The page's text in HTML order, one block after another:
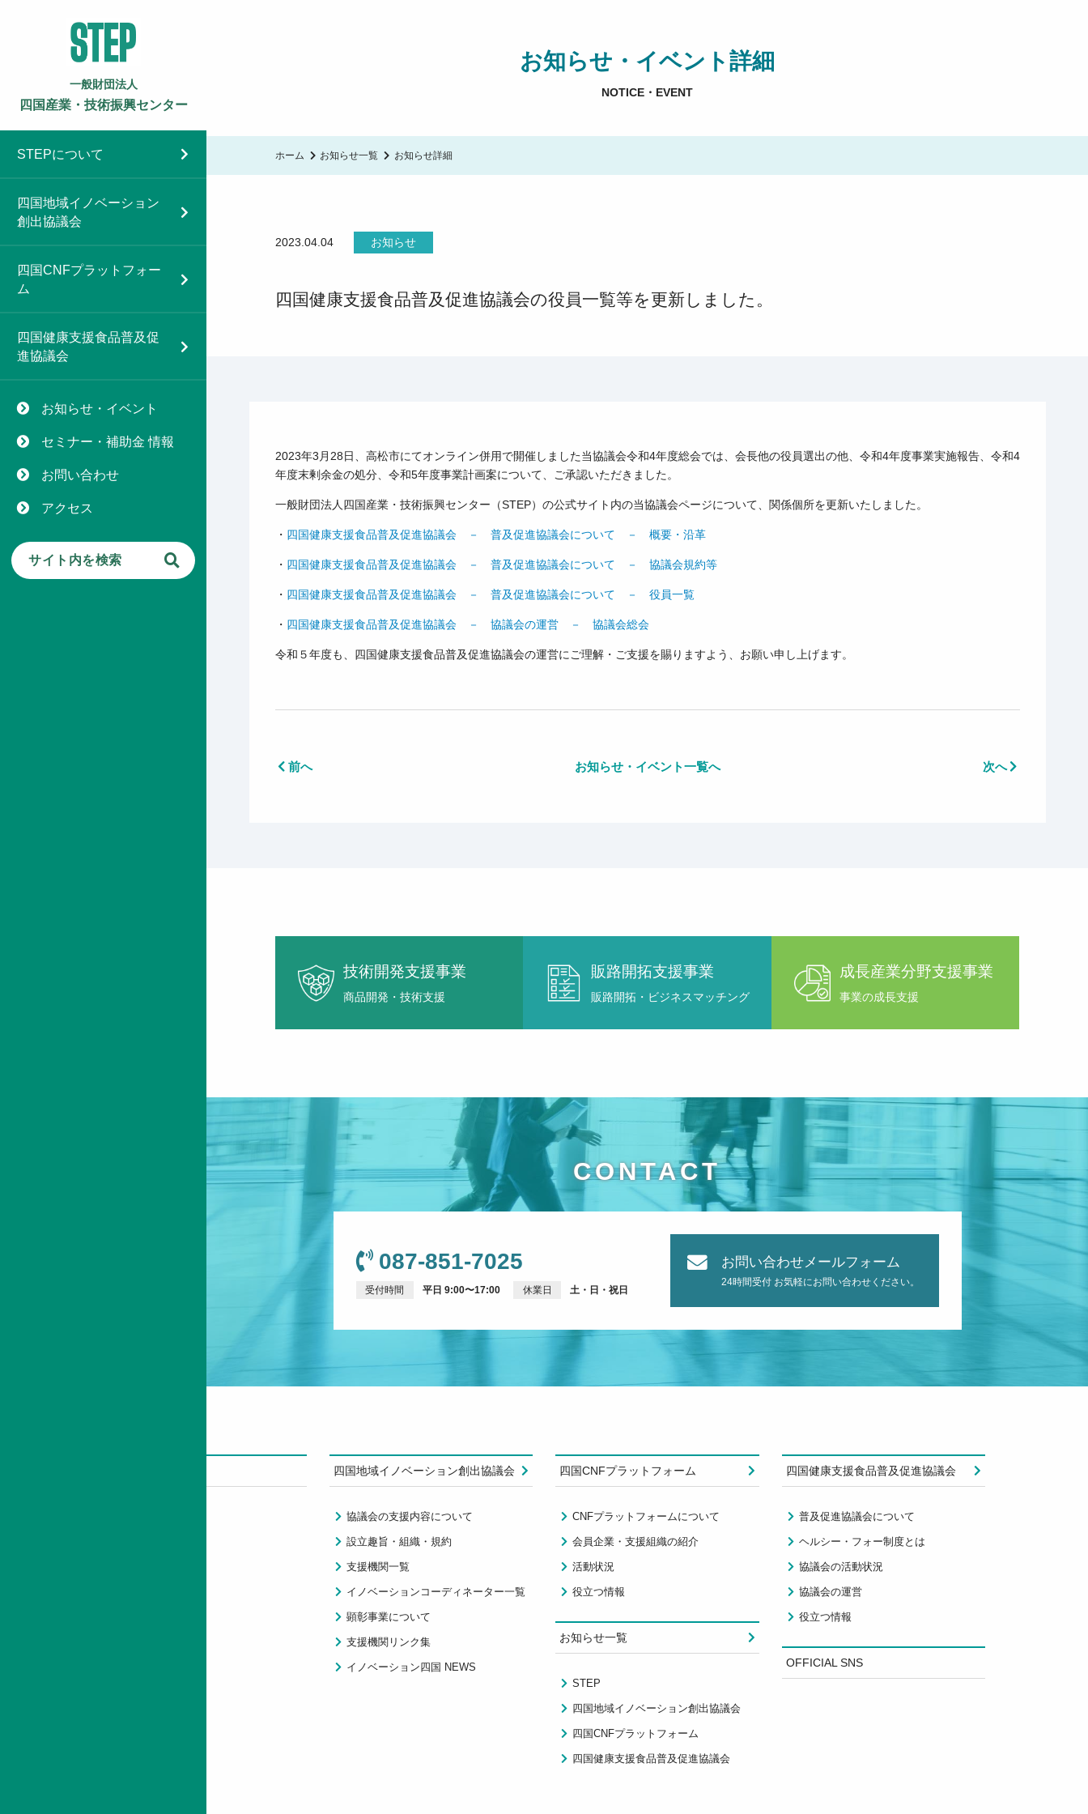
一般財団法人
四国産業・技術振興センター
STEPについて
四国地域イノベーション
創出協議会
四国CNFプラットフォー
ム
四国健康支援食品普及促
進協議会
お知らせ・イベント
セミナー・補助金 情報
お問い合わせ
アクセス
お知らせ・イベント詳細
NOTICE・EVENT
ホーム お知らせ一覧 お知らせ詳細
2023.04.04 お知らせ
四国健康支援食品普及促進協議会の役員一覧等を更新しました。
2023年3月28日、高松市にてオンライン併用で開催しました当協議会令和4年度総会では、会長他の役員選出の他、令和4年度事業実施報告、令和4
年度末剰余金の処分、令和5年度事業計画案について、ご承認いただきました。
一般財団法人四国産業・技術振興センター（STEP）の公式サイト内の当協議会ページについて、関係個所を更新いたしました。
・ 四国健康支援食品普及促進協議会 － 普及促進協議会について － 概要・沿革
・ 四国健康支援食品普及促進協議会 － 普及促進協議会について － 協議会規約等
・ 四国健康支援食品普及促進協議会 － 普及促進協議会について － 役員一覧
・ 四国健康支援食品普及促進協議会 － 協議会の運営 － 協議会総会
令和５年度も、四国健康支援食品普及促進協議会の運営にご理解・ご支援を賜りますよう、お願い申し上げます。
前へ お知らせ・イベント一覧へ 次へ
技術開発支援事業
商品開発・技術支援
販路開拓支援事業
販路開拓・ビジネスマッチング
成長産業分野支援事業
事業の成長支援
CONTACT
087-851-7025
受付時間 平日 9:00〜17:00 休業日 土・日・祝日
お問い合わせメールフォーム
24時間受付 お気軽にお問い合わせください。
四国地域イノベーション創出協議会
協議会の支援内容について
設立趣旨・組織・規約
支援機関一覧
イノベーションコーディネーター一覧
顕彰事業について
支援機関リンク集
イノベーション四国 NEWS
四国CNFプラットフォーム
CNFプラットフォームについて
会員企業・支援組織の紹介
活動状況
役立つ情報
お知らせ一覧
STEP
四国地域イノベーション創出協議会
四国CNFプラットフォーム
四国健康支援食品普及促進協議会
四国健康支援食品普及促進協議会
普及促進協議会について
ヘルシー・フォー制度とは
協議会の活動状況
協議会の運営
役立つ情報
OFFICIAL SNS